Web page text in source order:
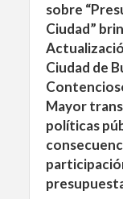
sobre
Ciudad”
Ciudad de
Mayor
políticas